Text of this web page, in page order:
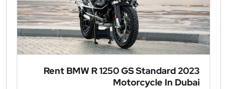
Rent BMW R 1250 GS Standard 2023
Motorcycle In Dubai